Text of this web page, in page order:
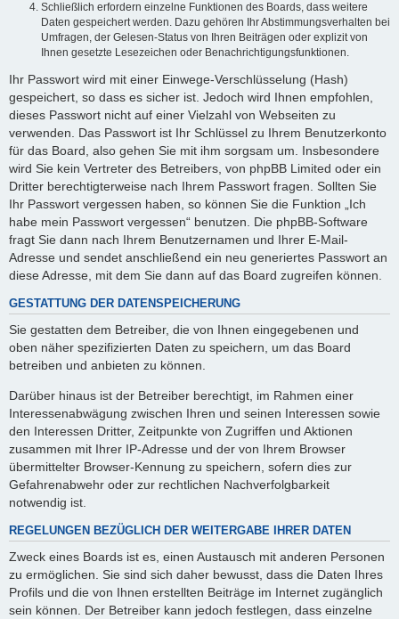
Schließlich erfordern einzelne Funktionen des Boards, dass weitere
Daten gespeichert werden. Dazu gehören Ihr Abstimmungsverhalten bei
Umfragen, der Gelesen-Status von Ihren Beiträgen oder explizit von
Ihnen gesetzte Lesezeichen oder Benachrichtigungsfunktionen.
Ihr Passwort wird mit einer Einwege-Verschlüsselung (Hash)
gespeichert, so dass es sicher ist. Jedoch wird Ihnen empfohlen,
dieses Passwort nicht auf einer Vielzahl von Webseiten zu
verwenden. Das Passwort ist Ihr Schlüssel zu Ihrem Benutzerkonto
für das Board, also gehen Sie mit ihm sorgsam um. Insbesondere
wird Sie kein Vertreter des Betreibers, von phpBB Limited oder ein
Dritter berechtigterweise nach Ihrem Passwort fragen. Sollten Sie
Ihr Passwort vergessen haben, so können Sie die Funktion „Ich
habe mein Passwort vergessen“ benutzen. Die phpBB-Software
fragt Sie dann nach Ihrem Benutzernamen und Ihrer E-Mail-
Adresse und sendet anschließend ein neu generiertes Passwort an
diese Adresse, mit dem Sie dann auf das Board zugreifen können.
GESTATTUNG DER DATENSPEICHERUNG
Sie gestatten dem Betreiber, die von Ihnen eingegebenen und
oben näher spezifizierten Daten zu speichern, um das Board
betreiben und anbieten zu können.
Darüber hinaus ist der Betreiber berechtigt, im Rahmen einer
Interessenabwägung zwischen Ihren und seinen Interessen sowie
den Interessen Dritter, Zeitpunkte von Zugriffen und Aktionen
zusammen mit Ihrer IP-Adresse und der von Ihrem Browser
übermittelter Browser-Kennung zu speichern, sofern dies zur
Gefahrenabwehr oder zur rechtlichen Nachverfolgbarkeit
notwendig ist.
REGELUNGEN BEZÜGLICH DER WEITERGABE IHRER DATEN
Zweck eines Boards ist es, einen Austausch mit anderen Personen
zu ermöglichen. Sie sind sich daher bewusst, dass die Daten Ihres
Profils und die von Ihnen erstellten Beiträge im Internet zugänglich
sein können. Der Betreiber kann jedoch festlegen, dass einzelne